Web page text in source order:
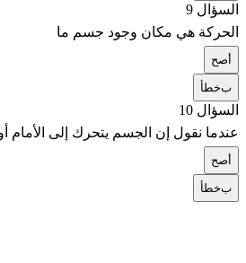
السؤال 9
الحركة هي مكان وجود جسم ما
أصح
بخطأ
السؤال 10
عندما نقول إن الجسم يتحرك إلى
أصح
بخطأ